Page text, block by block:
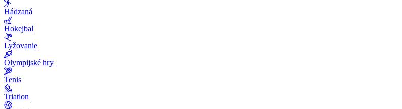
Hádzaná
Hokejbal
Lyžovanie
Olympijské hry
Tenis
Triatlon